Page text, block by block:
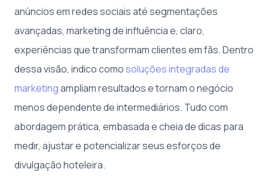
anúncios em redes sociais até segmentações
avançadas, marketing de influência e, claro,
experiências que transformam clientes em fãs. Dentro
dessa visão, indico comosoluções integradas de
marketingampliam resultados e tornam o negócio
menos dependente de intermediários. Tudo com
abordagem prática, embasada e cheia de dicas para
medir, ajustar e potencializar seus esforços de
divulgação hoteleira.